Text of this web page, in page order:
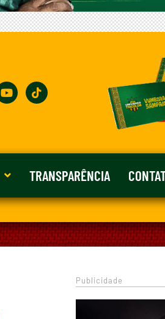
TRANSPARÊNCIA
Publicidade